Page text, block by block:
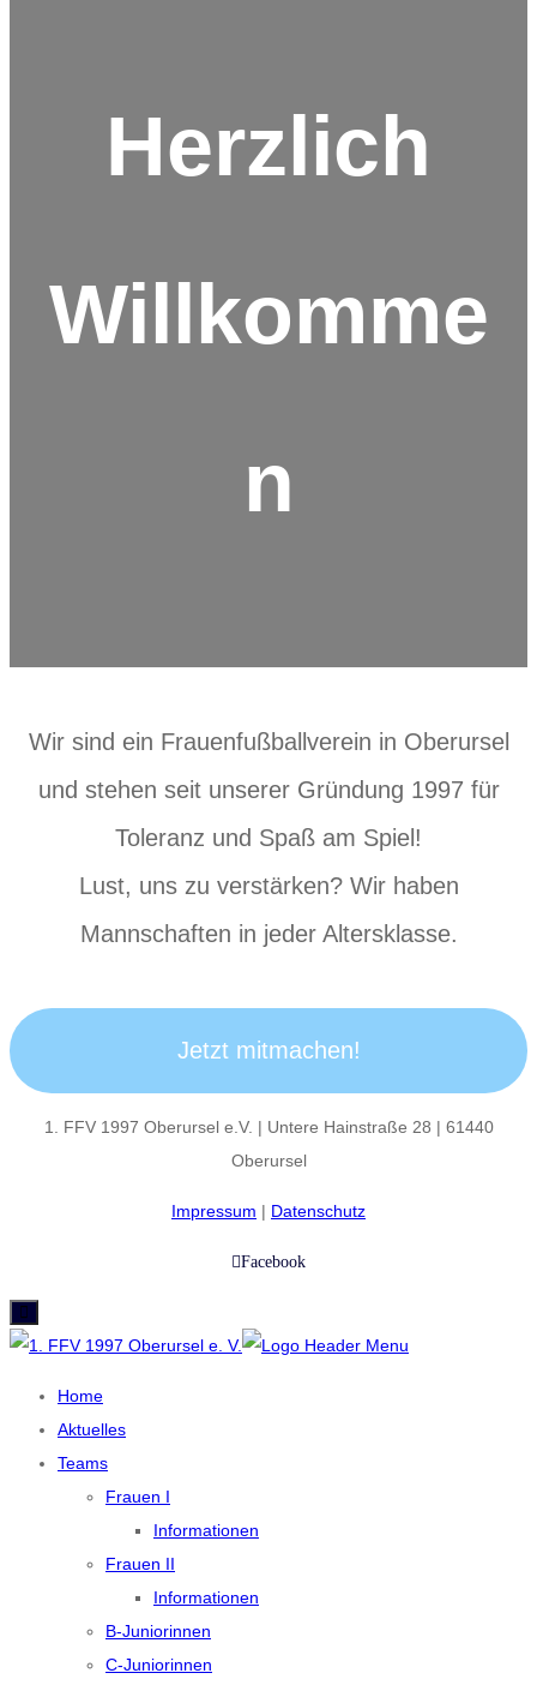
Herzlich
Willkomme
n
Wir sind ein Frauenfußballverein in Oberursel
und stehen seit unserer Gründung 1997 für
Toleranz und Spaß am Spiel!
Lust, uns zu verstärken? Wir haben
Mannschaften in jeder Altersklasse.
Jetzt mitmachen!
1. FFV 1997 Oberursel e.V. | Untere Hainstraße 28 | 61440
Oberursel
Impressum | Datenschutz
Facebook
Home
Aktuelles
Teams
Frauen I
Informationen
Frauen II
Informationen
B-Juniorinnen
C-Juniorinnen